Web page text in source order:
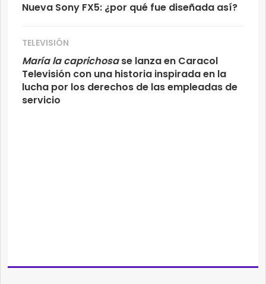
Nueva Sony FX5: ¿por qué fue diseñada así?
TELEVISIÓN
María la caprichosase lanza en Caracol
Televisión con una historia inspirada en la
lucha por los derechos de las empleadas de
servicio